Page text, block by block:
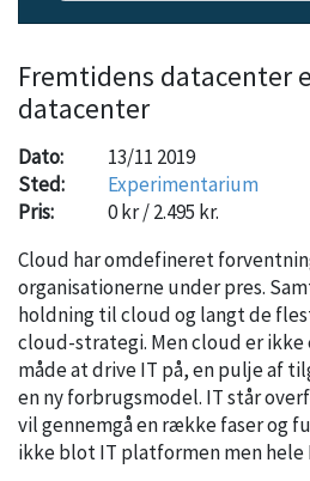
Fremtidens datacenter
datacenter
Dato:
13/11 2019
Sted:
Experimentarium
Pris:
0 kr / 2.495 kr.
Cloud har omdefineret
organisationerne under pres.
holdning til cloud og langt de
cloud-strategi. Men cloud er ikke
måde at drive IT på, en pulje af
en ny forbrugsmodel. IT står
vil gennemgå en række faser og
ikke blot IT platformen men hele